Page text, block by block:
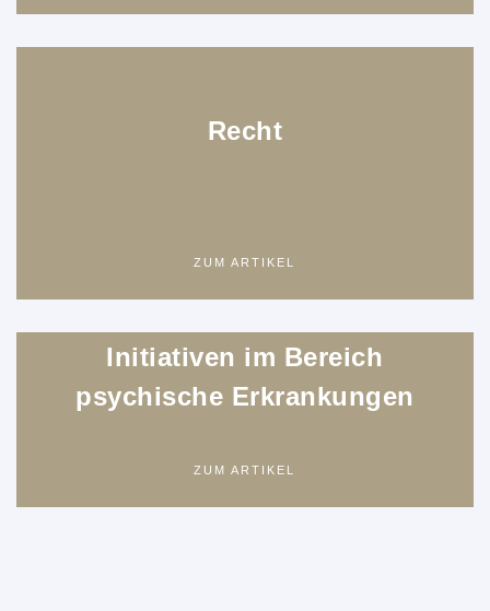
Recht
ZUM ARTIKEL
Initiativen im Bereich
psychische Erkrankungen
ZUM ARTIKEL